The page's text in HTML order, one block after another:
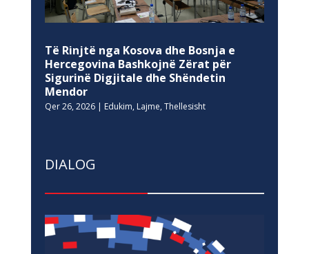
Të Rinjtë nga Kosova dhe Bosnja e
Hercegovina Bashkojnë Zërat për
Sigurinë Digjitale dhe Shëndetin
Mendor
Qer 26, 2026| Edukim, Lajme, Thellesisht
DIALOG